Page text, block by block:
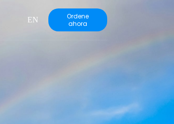
EN
Ordene
ahora